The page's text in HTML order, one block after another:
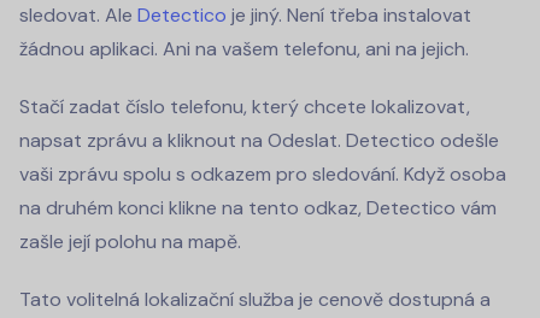
sledovat. Ale Detectico je jiný. Není třeba instalovat
žádnou aplikaci. Ani na vašem telefonu, ani na jejich.
Stačí zadat číslo telefonu, který chcete lokalizovat,
napsat zprávu a kliknout na Odeslat. Detectico odešle
vaši zprávu spolu s odkazem pro sledování. Když osoba
na druhém konci klikne na tento odkaz, Detectico vám
zašle její polohu na mapě.
Tato volitelná lokalizační služba je cenově dostupná a